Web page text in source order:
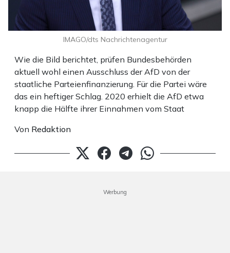
Wie die Bild berichtet, prüfen Bundesbehörden
aktuell wohl einen Ausschluss der AfD von der
staatliche Parteienfinanzierung. Für die Partei wäre
das ein heftiger Schlag. 2020 erhielt die AfD etwa
knapp die Hälfte ihrer Einnahmen vom Staat
Von Redaktion
IMAGO/dts Nachrichtenagentur
Werbung